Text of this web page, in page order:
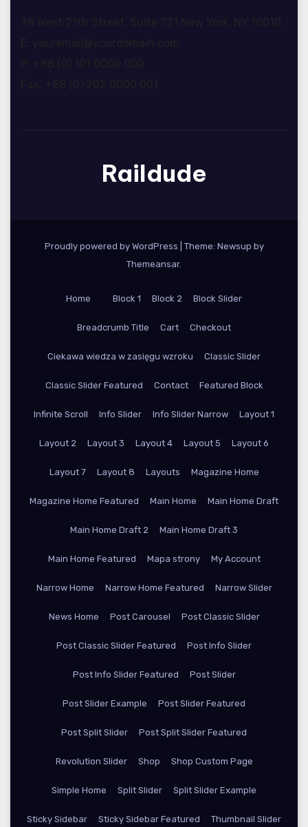
Raildude
Proudly powered by WordPress
Theme: Newsup by
Themeansar.
Home Block 1 Block 2 Block Slider
Breadcrumb Title Cart Checkout
Ciekawa wiedza w zasięgu wzroku Classic Slider
Classic Slider Featured Contact Featured Block
Infinite Scroll Info Slider Info Slider Narrow Layout 1
Layout 2 Layout 3 Layout 4 Layout 5 Layout 6
Layout 7 Layout 8 Layouts Magazine Home
Magazine Home Featured Main Home Main Home Draft
Main Home Draft 2 Main Home Draft 3
Main Home Featured Mapa strony My Account
Narrow Home Narrow Home Featured Narrow Slider
News Home Post Carousel Post Classic Slider
Post Classic Slider Featured Post Info Slider
Post Info Slider Featured Post Slider
Post Slider Example Post Slider Featured
Post Split Slider Post Split Slider Featured
Revolution Slider Shop Shop Custom Page
Simple Home Split Slider Split Slider Example
Sticky Sidebar Sticky Sidebar Featured Thumbnail Slider